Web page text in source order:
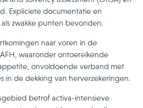
Expliciete documentatie en
zwakke punten bevonden.
naar voren in de
waaronder ontoereikende
onvoldoende verband met
in de dekking van herverzekeringen.
betrof activa-intensieve